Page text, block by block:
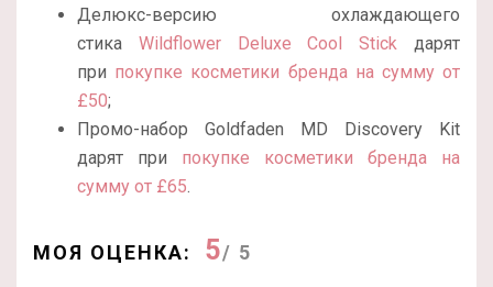
Делюкс-версию охлаждающего
стика Wildflower Deluxe Cool Stick дарят
при покупке косметики бренда на сумму от
£50;
Промо-набор Goldfaden MD Discovery Kit
дарят при покупке косметики бренда на
сумму от £65.
МОЯ ОЦЕНКА: 5/ 5